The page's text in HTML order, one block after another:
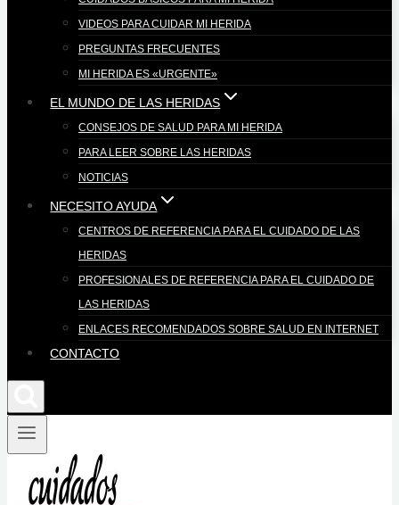
VIDEOS PARA CUIDAR MI HERIDA
PREGUNTAS FRECUENTES
MI HERIDA ES «URGENTE»
EL MUNDO DE LAS HERIDAS
CONSEJOS DE SALUD PARA MI HERIDA
PARA LEER SOBRE LAS HERIDAS
NOTICIAS
NECESITO AYUDA
CENTROS DE REFERENCIA PARA EL CUIDADO DE LAS
HERIDAS
PROFESIONALES DE REFERENCIA PARA EL CUIDADO DE
LAS HERIDAS
ENLACES RECOMENDADOS SOBRE SALUD EN INTERNET
CONTACTO